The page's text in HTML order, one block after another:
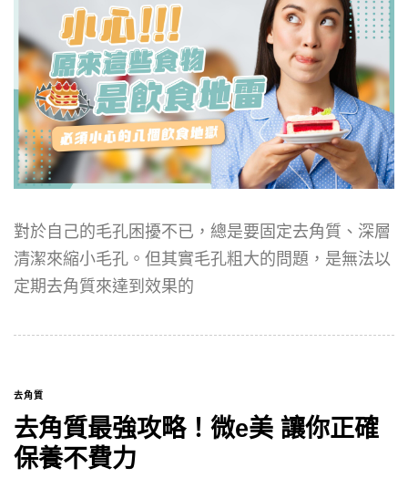
對於自己的毛孔困擾不已，總是要固定去角質、深層
清潔來縮小毛孔。但其實毛孔粗大的問題，是無法以
定期去角質來達到效果的
去角質
去角質最強攻略！微e美 讓你正確
保養不費力